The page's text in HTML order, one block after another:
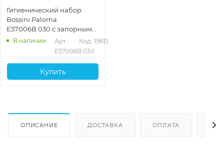
Гигиенический набор
Bossini Paloma
E57006B.030 с запорным
вентилем, хром
В наличии
Арт.:
E57006B.030
Код: 19612
Купить
ОПИСАНИЕ ДОСТАВКА ОПЛАТА